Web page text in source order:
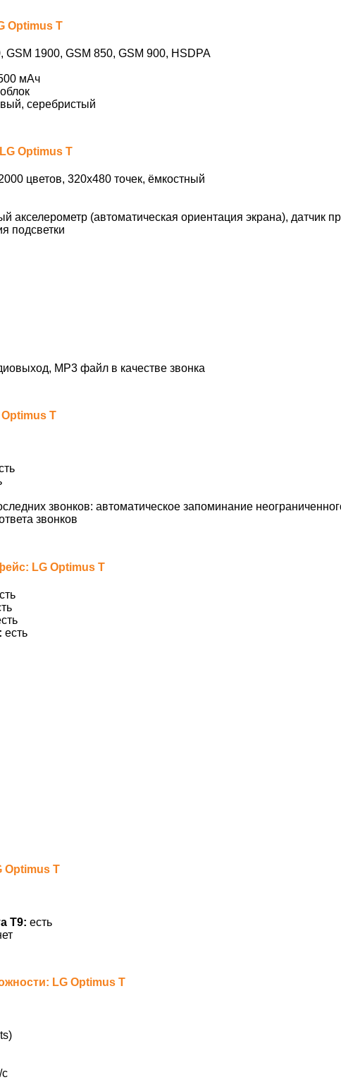
Optimus T
GSM 1900, GSM 850, GSM 900, HSDPA
мАч
серебристый
Optimus T
цветов, 320х480 точек, ёмкостный
акселерометр (автоматическая ориентация экрана), датчик
подсветки
MP3 файл в качестве звонка
T
звонков: автоматическое запоминание
звонков
LG Optimus T
есть
Optimus T
Т9: есть
LG Optimus T